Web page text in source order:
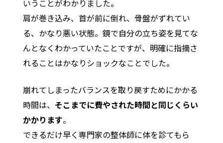
いうことがわかりました。
肩が巻き込み、首が前に倒れ、骨盤がずれてい
る、かなり悪い状態。鏡で自分の立ち姿を見てな
んとなくわかっていたことですが、明確に指摘さ
れることはかなりショックなことでした。
崩れてしまったバランスを取り戻すためにかかる
時間は、 そこまでに費やされた時間と同じくらい
かかります。
できるだけ早く専門家の整体師に体を診てもら